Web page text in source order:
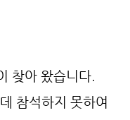
찾아 왔습니다.
참석하지 못하여